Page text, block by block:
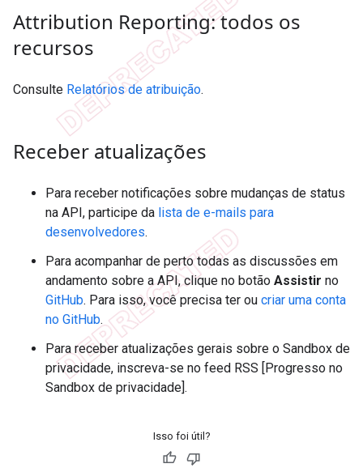
Attribution Reporting: todos os
recursos
Consulte Relatórios de atribuição.
Receber atualizações
Para receber notificações sobre mudanças de status
na API, participe da lista de e-mails para
desenvolvedores.
Para acompanhar de perto todas as discussões em
andamento sobre a API, clique no botão Assistir no
GitHub. Para isso, você precisa ter ou criar uma conta
no GitHub.
Para receber atualizações gerais sobre o Sandbox de
privacidade, inscreva-se no feed RSS [Progresso no
Sandbox de privacidade].
Isso foi útil?